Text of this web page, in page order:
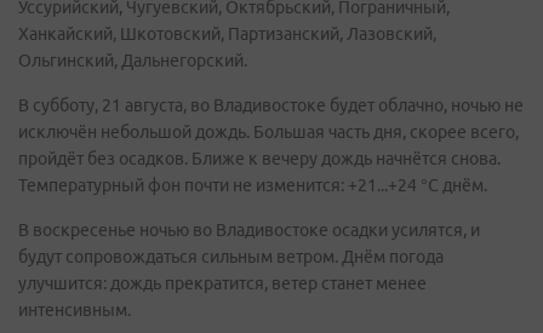
Уссурийский, Чугуевский, Октябрьский, Пограничный,
Ханкайский, Шкотовский, Партизанский, Лазовский,
Ольгинский, Дальнегорский.
В субботу, 21 августа, во Владивостоке будет облачно, ночью не
исключён небольшой дождь. Большая часть дня, скорее всего,
пройдёт без осадков. Ближе к вечеру дождь начнётся снова.
Температурный фон почти не изменится: +21...+24 °С днём.
В воскресенье ночью во Владивостоке осадки усилятся, и
будут сопровождаться сильным ветром. Днём погода
улучшится: дождь прекратится, ветер станет менее
интенсивным.